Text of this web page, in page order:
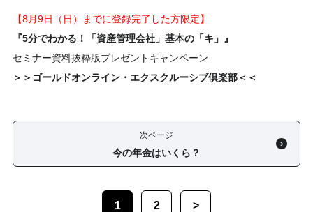
【8月9日（日）までに登録完了した方限定】
『5分でわかる！「資産管理会社」基本の「キ」』
セミナー資料抜粋版プレゼントキャンペーン
＞＞ゴールドオンライン・エクスクルーシブ倶楽部＜＜
次ページ
今の年金はいくら？
1 2 >